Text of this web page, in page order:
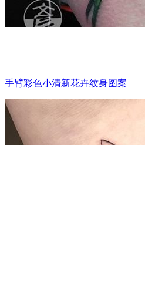
手臂彩色小清新花卉纹身图案